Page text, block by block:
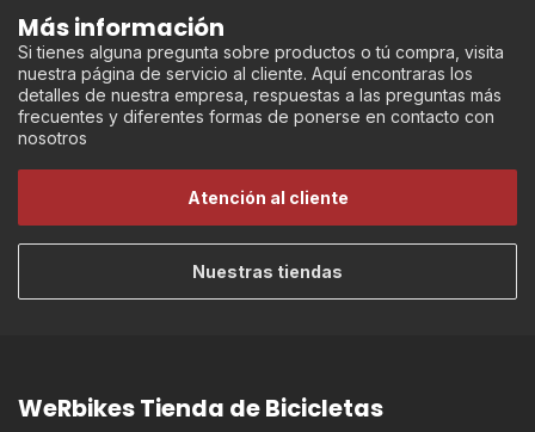
Más información
Si tienes alguna pregunta sobre productos o tú compra, visita
nuestra página de servicio al cliente. Aquí encontraras los
detalles de nuestra empresa, respuestas a las preguntas más
frecuentes y diferentes formas de ponerse en contacto con
nosotros
Atención al cliente
Nuestras tiendas
WeRbikes Tienda de Bicicletas